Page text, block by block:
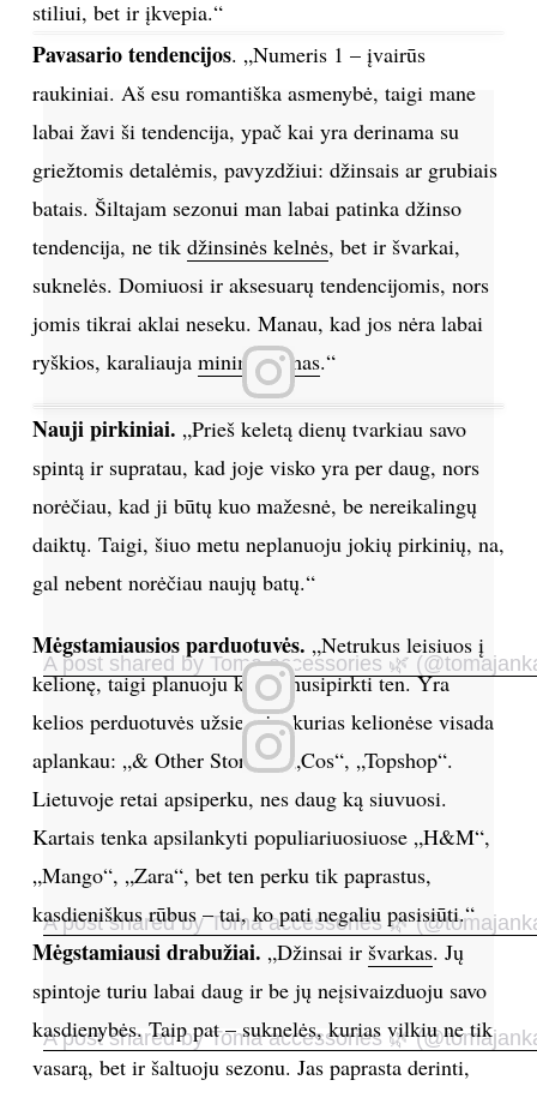
stiliui, bet ir įkvepia.“
A post shared by Toma accessories 🌿
Pavasario tendencijos. „Numeris 1 – įvairūs
raukiniai. Aš esu romantiška asmenybė, taigi mane
labai žavi ši tendencija, ypač kai yra derinama su
griežtomis detalėmis, pavyzdžiui: džinsais ar grubiais
batais. Šiltajam sezonui man labai patinka džinso
tendencija, ne tik džinsinės kelnės, bet ir švarkai,
suknelės. Domiuosi ir aksesuarų tendencijomis, nors
jomis tikrai aklai neseku. Manau, kad jos nėra labai
ryškios, karaliauja minimalizmas.“
A post shared by Toma accessories 🌿
A post shared by Toma accessories 🌿
Nauji pirkiniai. „Prieš keletą dienų tvarkiau savo
spintą ir supratau, kad joje visko yra per daug, nors
norėčiau, kad ji būtų kuo mažesnė, be nereikalingų
daiktų. Taigi, šiuo metu neplanuoju jokių pirkinių, na,
gal nebent norėčiau naujų batų.“
Mėgstamiausios parduotuvės. „Netrukus leisiuos į
kelionę, taigi planuoju kažką nusipirkti ten. Yra
kelios perduotuvės užsienyje, kurias kelionėse visada
aplankau: „& Other Stories“, „Cos“, „Topshop“.
Lietuvoje retai apsiperku, nes daug ką siuvuosi.
Kartais tenka apsilankyti populiariuosiuose „H&M“,
„Mango“, „Zara“, bet ten perku tik paprastus,
kasdieniškus rūbus – tai, ko pati negaliu pasisiūti.“
Mėgstamiausi drabužiai. „Džinsai ir švarkas. Jų
spintoje turiu labai daug ir be jų neįsivaizduoju savo
kasdienybės. Taip pat – suknelės, kurias vilkiu ne tik
vasarą, bet ir šaltuoju sezonu. Jas paprasta derinti,